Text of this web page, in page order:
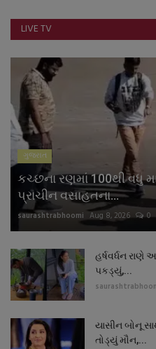
નાણાંકીય સમાચાર
સ્થાનિક સમાચાર
સ્પોર્ટ્સ
રાશિફળ
ગુનાખોરી
બોલિવૂડ
સ્વાસ્થ્ય
LIVE TV
ગુજરાત
કચ્છના રણમાં 100થી વધુ
પ્રાચીન વસાહતના...
saurashtrabhoomi Aug 8, 2026 0
હર્ષવર્ધન રાણે
પકડ્યું,...
યાસીન બોનૂ
તોડ્યું મૌન,...